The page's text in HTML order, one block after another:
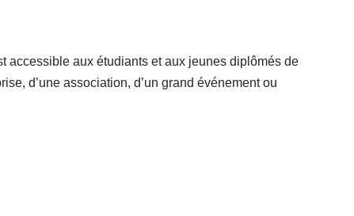
accessible aux étudiants et aux jeunes diplômés de
d’une association, d’un grand événement ou